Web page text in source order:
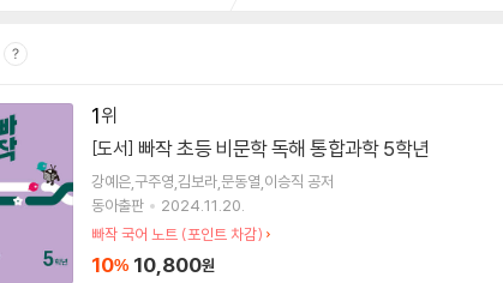
1
[도서] 빠작 초등 비문학 독해 통합과학 5학년
강예은,구주영,김보라,문동열,이승직 공저
동아출판
2024.11.20.
빠작 국어 노트 (포인트 차감)
10% 10,800원